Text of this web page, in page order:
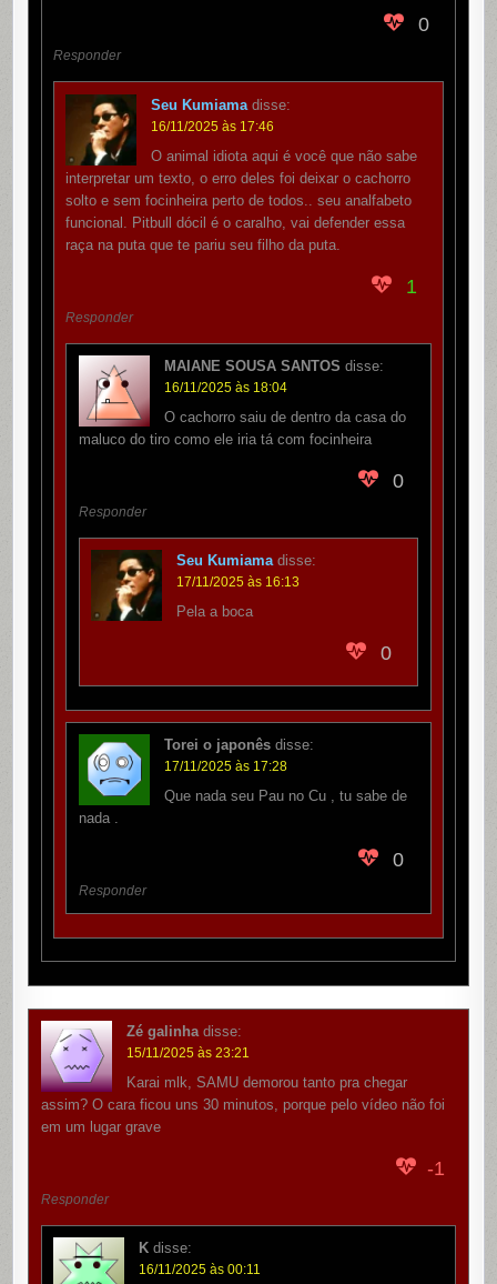
0
Responder
Seu Kumiama disse:
16/11/2025 às 17:46
O animal idiota aqui é você que não sabe
interpretar um texto, o erro deles foi deixar o cachorro
solto e sem focinheira perto de todos.. seu analfabeto
funcional. Pitbull dócil é o caralho, vai defender essa
raça na puta que te pariu seu filho da puta.
1
Responder
MAIANE SOUSA SANTOS disse:
16/11/2025 às 18:04
O cachorro saiu de dentro da casa do
maluco do tiro como ele iria tá com focinheira
0
Responder
Seu Kumiama disse:
17/11/2025 às 16:13
Pela a boca
0
Torei o japonês disse:
17/11/2025 às 17:28
Que nada seu Pau no Cu , tu sabe de
nada .
0
Responder
Zé galinha disse:
15/11/2025 às 23:21
Karai mlk, SAMU demorou tanto pra chegar
assim? O cara ficou uns 30 minutos, porque pelo vídeo não foi
em um lugar grave
-1
Responder
K disse:
16/11/2025 às 00:11